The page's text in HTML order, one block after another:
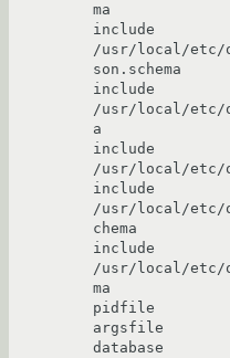
ma
include
/usr/local/etc/
son.schema
include
/usr/local/etc/
a
include
/usr/local/etc/
include
/usr/local/etc/
chema
include
/usr/local/etc/
ma
pidfile         /
argsfile        /
database